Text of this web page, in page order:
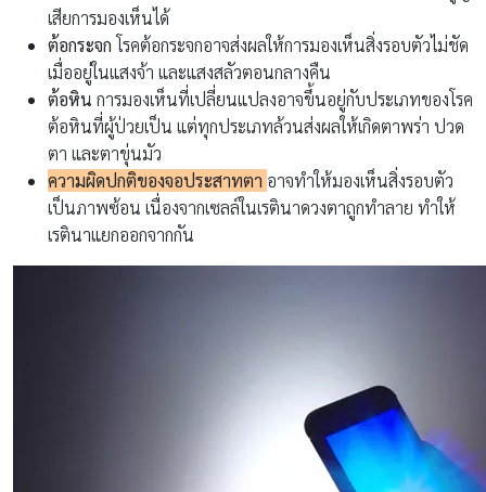
เสียการมองเห็นได้
ต้อกระจก โรคต้อกระจกอาจส่งผลให้การมองเห็นสิ่งรอบตัวไม่ชัด
เมื่ออยู่ในแสงจ้า และแสงสลัวตอนกลางคืน
ต้อหิน การมองเห็นที่เปลี่ยนแปลงอาจขึ้นอยู่กับประเภทของโรค
ต้อหินที่ผู้ป่วยเป็น แต่ทุกประเภทล้วนส่งผลให้เกิดตาพร่า ปวด
ตา และตาขุ่นมัว
ความผิดปกติของจอประสาทตา อาจทำให้มองเห็นสิ่งรอบตัว
เป็นภาพซ้อน เนื่องจากเซลล์ในเรตินาดวงตาถูกทำลาย ทำให้
เรตินาแยกออกจากกัน